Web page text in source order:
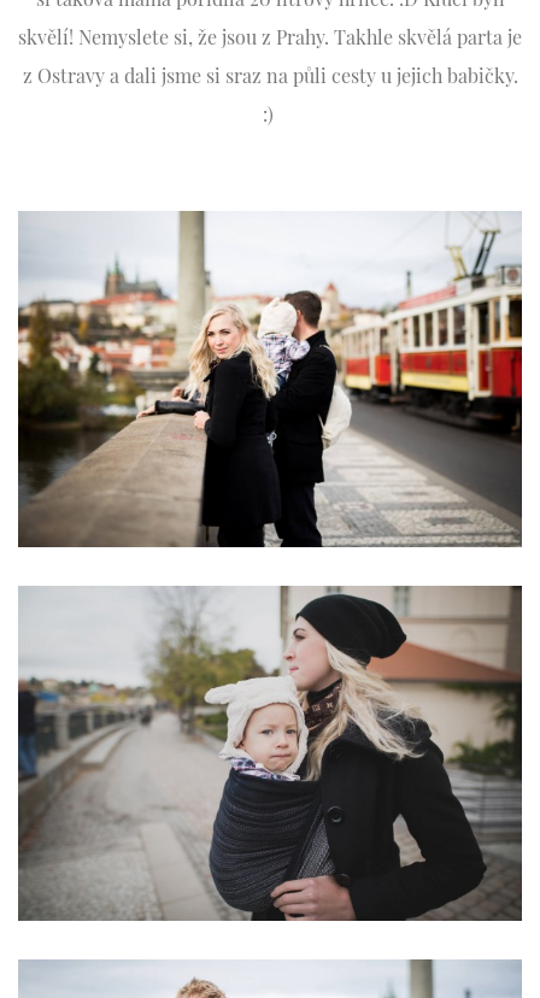
skvělí! Nemyslete si, že jsou z Prahy. Takhle skvělá parta je
z Ostravy a dali jsme si sraz na půli cesty u jejich babičky.
:)